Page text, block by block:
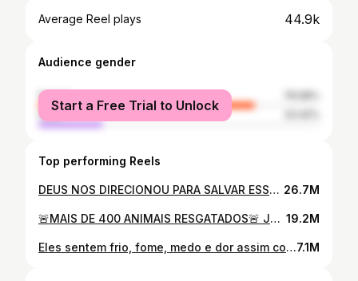
Average Reel plays 44.9k
Audience gender
female
male
Start a Free Trial to Unlock
Top performing Reels
DEUS NOS DIRECIONOU PARA SALVAR ESSA VIDA Foi por pouco, chegamos em cima da hora e se não fosse por Deus, não teríamos visto essa anjinha. Por benção, eu e meu amigo @celiostudart conseguimos enxerga-la. Pela exaustão que se encontrava, não mostrou resistência ao resgate. Mais uma vida salva, uma vida que estava por um fio mas agora está bem e segura. ❤️ 26.7M
🚨MAIS DE 400 ANIMAIS RESGATADOS🚨 Já estamos há 4 dias ajudando no resgate de centenas de animais. Mas não é hora de cansar! Não vamos parar enquanto eles precisarem de nós. 19.2M
Eles sentem frio, fome, medo e dor assim como nós. O frio cortante dos últimos dias é cruel e dolorido e pensar que ainda tem animais dormindo em telhados, molhados e sofrendo me dilacera o coração. Me tira o sono. Peço a Deus todos os dias que isso acabe, que as águas baixem que todos se salvem. Deus, atenda o meu pedido! Eles não merecem sofrer mais, eles precisam de amor, carinho, comida e cama quentinha. Estamos exaustos, estamos adoecendo, nós e eles. Deus, por favor…7.1M